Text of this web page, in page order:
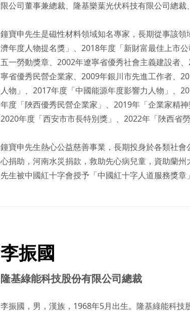
限公司董事兼總裁、隆基樂葉光伏科技有限公司總裁
鐘寶申先生是磁性材料領域知名專家，長期從事該
濟年度人物提名獎」、2018年度「新財富最佳上市
五一勞動獎章、2002年遼寧省優秀社會主義建設者
寧省優秀民營企業家、2009年銀川市先進工作者、
人物」、2017年度「中國能源年度影響力人物」、
年度「陜西優秀民營企業家」、2019年「企業家精
2020年度「西安市市長特別獎」、2022年「陜西省勞
鐘寶申先生熱心公益慈善事業，長期投身於各類社
心捐助，河南水災捐款，救助先心病兒童，資助蘭
先生被中國紅十字會授予「中國紅十字人道服務獎章
李振國
隆基綠能科技股份有限公司總裁
李振國，男，漢族，1968年5月出生。隆基綠能科技